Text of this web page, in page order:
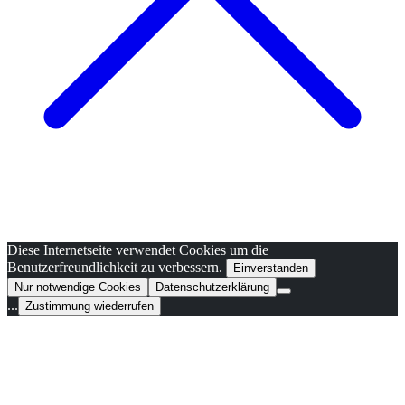
Diese Internetseite verwendet Cookies um die
Benutzerfreundlichkeit zu verbessern.
Einverstanden
Nur notwendige Cookies
Datenschutzerklärung
... Zustimmung wiederrufen